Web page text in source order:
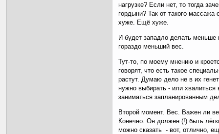
нагрузке? Если нет, то тогда
гордыни? Так от такого
хуже. Ещё хуже.
И будет западло делать меньше
гораздо меньший вес.
Тут-то, по моему мнению и
говорят, что есть такое
растут. Думаю дело не в их
нужно выбирать - или
заниматься запланированным
Второй момент. Вес. Важен ли
Конечно. Он должен (!) быть
можно сказать - вот, отлично,